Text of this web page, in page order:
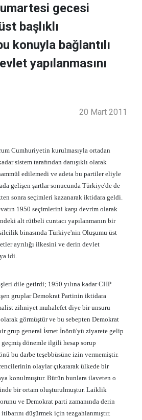
gecesi
başlıklı
konuyla bağlantılı
yapılanmasını
20 Mart 2011
Cumhuriyetin kurulmasıyla ortadan
sistem tarafından danışıklı olarak
edilemedi ve adeta bu partiler eliyle
gelişen şartlar sonucunda Türkiye'de de
sonra seçimleri kazanarak iktidara geldi.
1950 seçimlerini karşı devrim olarak
alt rütbeli cuntacı yapılanmanın bir
binasında Türkiye'nin Oluşumu üst
ayrılığı ilkesini ve derin devlet
idi.
dile getirdi; 1950 yılına kadar CHP
gruplar Demokrat Partinin iktidara
zihniyet muhalefet diye bir unsuru
görmüştür ve bu sebepten Demokrat
grup general İsmet İnönü'yü ziyarete gelip
dönemle ilgili hesap sorup
bu darbe teşebbüsüne izin vermemiştir.
olaylar çıkararak ülkede bir
konulmuştur. Bütün bunlara ilaveten o
bir ortam oluşturulmuştur. Laiklik
ve Demokrat parti zamanında derin
düşürmek için tezgahlanmıştır.